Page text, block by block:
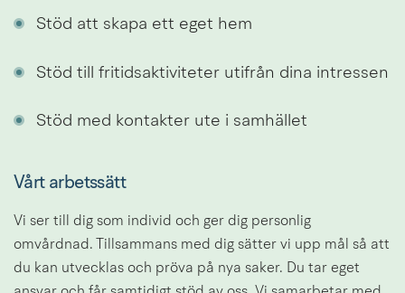
Stöd att skapa ett eget hem
Stöd till fritidsaktiviteter utifrån dina intressen
Stöd med kontakter ute i samhället
Vårt arbetssätt
Vi ser till dig som individ och ger dig personlig
omvårdnad. Tillsammans med dig sätter vi upp mål så att
du kan utvecklas och pröva på nya saker. Du tar eget